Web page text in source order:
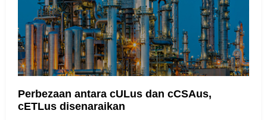
Perbezaan antara cULus dan cCSAus,
cETLus disenaraikan